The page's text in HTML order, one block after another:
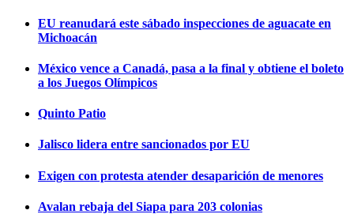
EU reanudará este sábado inspecciones de aguacate en
Michoacán
México vence a Canadá, pasa a la final y obtiene el boleto
a los Juegos Olímpicos
Quinto Patio
Jalisco lidera entre sancionados por EU
Exigen con protesta atender desaparición de menores
Avalan rebaja del Siapa para 203 colonias